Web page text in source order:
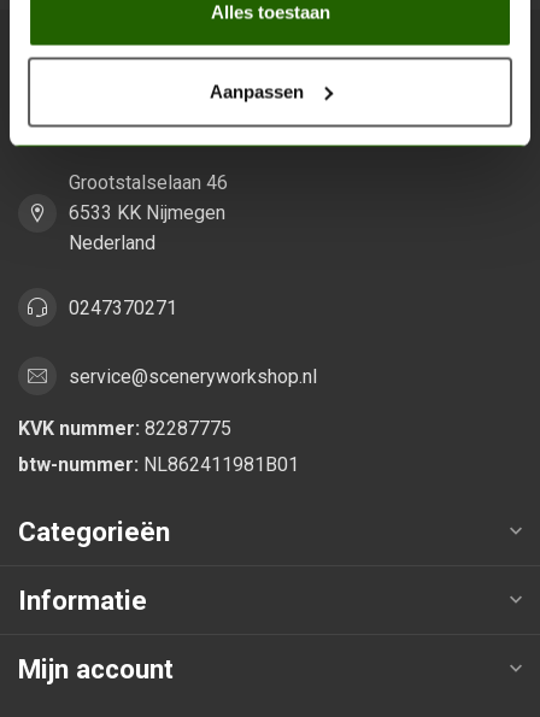
Alles toestaan
Aanpassen
Scenery Workshop BV
Alles voor je miniature wargaming en scenery
Grootstalselaan 46
6533 KK Nijmegen
Nederland
0247370271
service@sceneryworkshop.nl
KVK nummer: 82287775
btw-nummer: NL862411981B01
Categorieën
Informatie
Mijn account